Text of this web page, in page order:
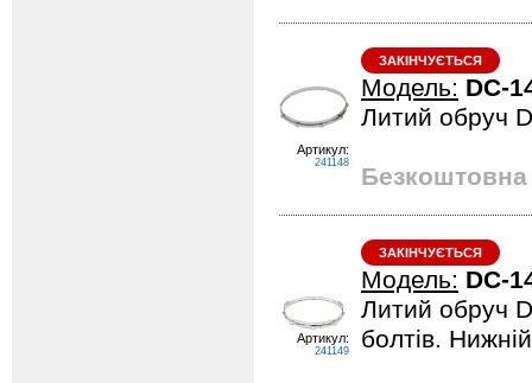
Артикул:
241148
ЗАКІНЧУЄТЬСЯ
Модель: DC-
Литий обруч
Безкоштовна
Артикул:
241149
ЗАКІНЧУЄТЬСЯ
Модель: DC-
Литий обруч
болтів. Нижній